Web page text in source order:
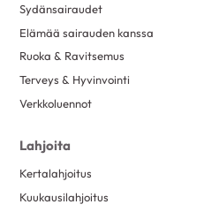
Sydänsairaudet
Elämää sairauden kanssa
Ruoka & Ravitsemus
Terveys & Hyvinvointi
Verkkoluennot
Lahjoita
Kertalahjoitus
Kuukausilahjoitus